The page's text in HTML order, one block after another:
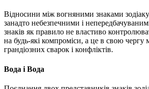
Відносини між вогняними знаками
занадто небезпечними і
знаків як правило не властиво
на будь-які компроміси, а це в свою
грандіозних сварок і конфліктів.
Вода і Вода